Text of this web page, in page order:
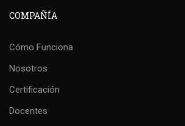
COMPAÑÍA
Cómo Funciona
Nosotros
Certificación
Docentes